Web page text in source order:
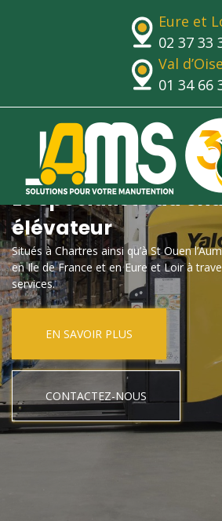
Eure et
02 37 33
Val d’Oise
01 34 66
Le spécialiste du
élévateur
Situés à Chartres ainsi qu’à St Ouen
en Ile de France et en Eure et Loir à
services.
EN SAVOIR PLUS
CONTACTEZ-NOUS